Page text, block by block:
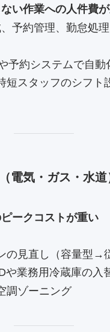
い作業への人件費
予約管理、勤怠処
予約システムで自動
短スタッフのシフト
電気・ガス・水道
ークコストが重い
の見直し（容量型→
や業務用冷蔵庫の入
調ゾーニング